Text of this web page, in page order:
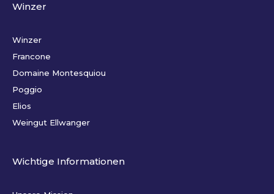
Winzer
Winzer
Francone
Domaine Montesquiou
Poggio
Elios
Weingut Ellwanger
Wichtige Informationen